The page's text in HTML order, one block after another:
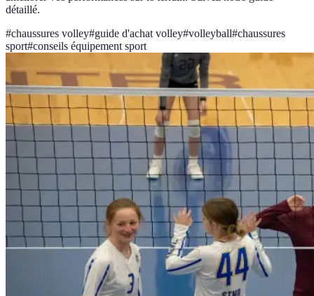
détaillé.
#chaussures volley#guide d'achat volley#volleyball#chaussures
sport#conseils équipement sport